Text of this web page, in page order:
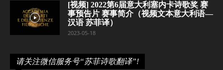
[视频] 2022第6届意大利塞内卡诗歌奖 赛
事预告片 赛事简介（视频文本意大利语—
汉语 苏菲译）
2023-05-18
请关注微信服务号“苏菲诗歌翻译”!